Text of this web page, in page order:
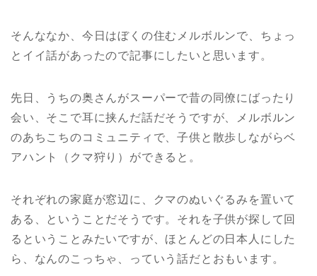
そんななか、今日はぼくの住むメルボルンで、ちょっ
とイイ話があったので記事にしたいと思います。
先日、うちの奥さんがスーパーで昔の同僚にばったり
会い、そこで耳に挟んだ話だそうですが、メルボルン
のあちこちのコミュニティで、子供と散歩しながらベ
アハント（クマ狩り）ができると。
それぞれの家庭が窓辺に、クマのぬいぐるみを置いて
ある、ということだそうです。それを子供が探して回
るということみたいですが、ほとんどの日本人にした
ら、なんのこっちゃ、っていう話だとおもいます。